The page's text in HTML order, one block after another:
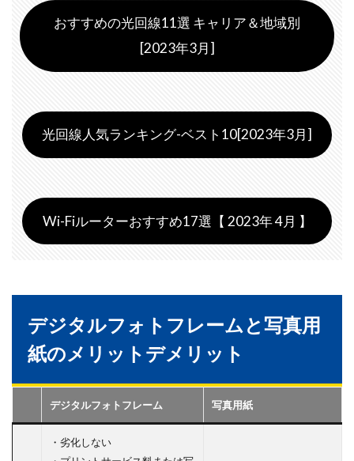
おすすめの光回線11選 キャリア＆地域別
[2023年3月]
光回線人気ランキング-ベスト10[2023年3月]
Wi-Fiルーターおすすめ17選【 2023年 4月 】
デジタルフォトフレームと写真用
紙のメリットデメリット
デジタルフォトフレーム 写真用紙
・劣化しない